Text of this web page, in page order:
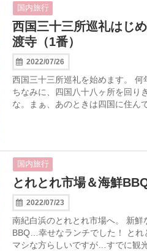
国内旅行
西国三十三所巡礼はじ
渡寺（1番）
2022/07/26
西国三十三所巡礼を始めます。 何
ちなみに、四国八十八ヶ所を回り
な。まぁ、あのときは四国に住ん
国内旅行
とれとれ市場＆海鮮
2022/07/23
南紀白浜のとれとれ市場へ。 新
BBQ…幸せなランチでした！ とれ
マシな方らしいですが…すでに観